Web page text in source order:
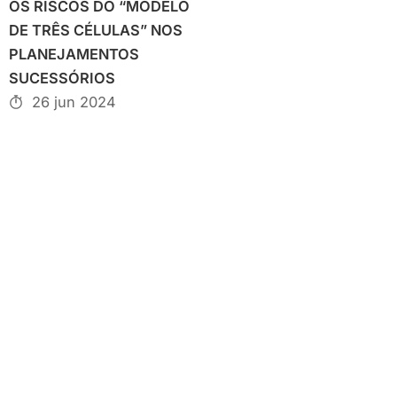
OS RISCOS DO “MODELO
DE TRÊS CÉLULAS” NOS
PLANEJAMENTOS
SUCESSÓRIOS
26 jun 2024